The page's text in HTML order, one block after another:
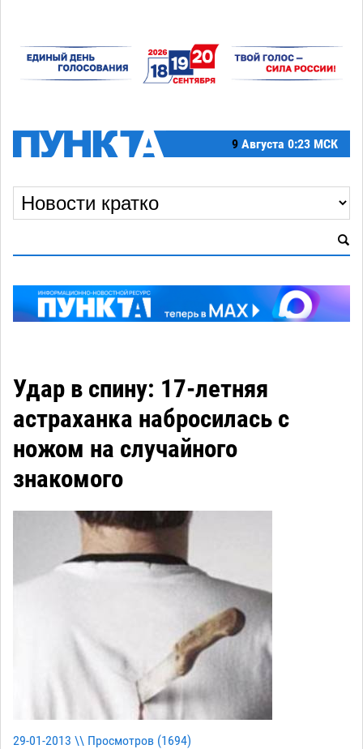
9 Августа 0:23 МСК
Удар в спину: 17-летняя
астраханка набросилась с
ножом на случайного
знакомого
29-01-2013 \\ Просмотров (1694)